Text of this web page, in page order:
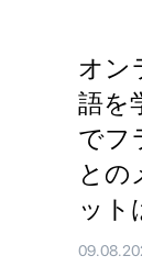
オン
語を
でフ
との
ット